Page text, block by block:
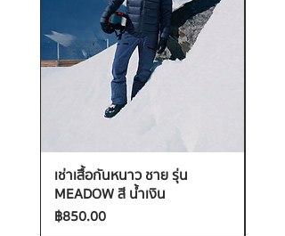
เช่าเสื้อกันหนาว ชาย รุ่น
MEADOW สี น้ำเงิน
ราคา
฿850.00